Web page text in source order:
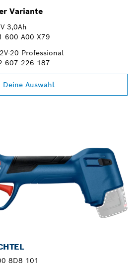
Variante
3,0Ah
600 A00 X79
20 Professional
607 226 187
Deine Auswahl
8D8 101